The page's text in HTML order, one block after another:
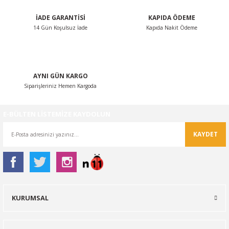
İADE GARANTİSİ
14 Gün Koşulsuz İade
KAPIDA ÖDEME
Kapıda Nakit Ödeme
AYNI GÜN KARGO
Siparişleriniz Hemen Kargoda
KAYDET
KURUMSAL